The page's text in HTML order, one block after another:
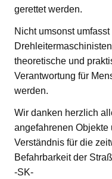
gerettet werden.
Nicht umsonst
theoretische und
Verantwortung für
werden.
Wir danken herzlich
angefahrenen Objekte
Verständnis für die
Befahrbarkeit der
-SK-